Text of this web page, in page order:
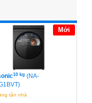
Mới
10 kg (NA-
tận nhà